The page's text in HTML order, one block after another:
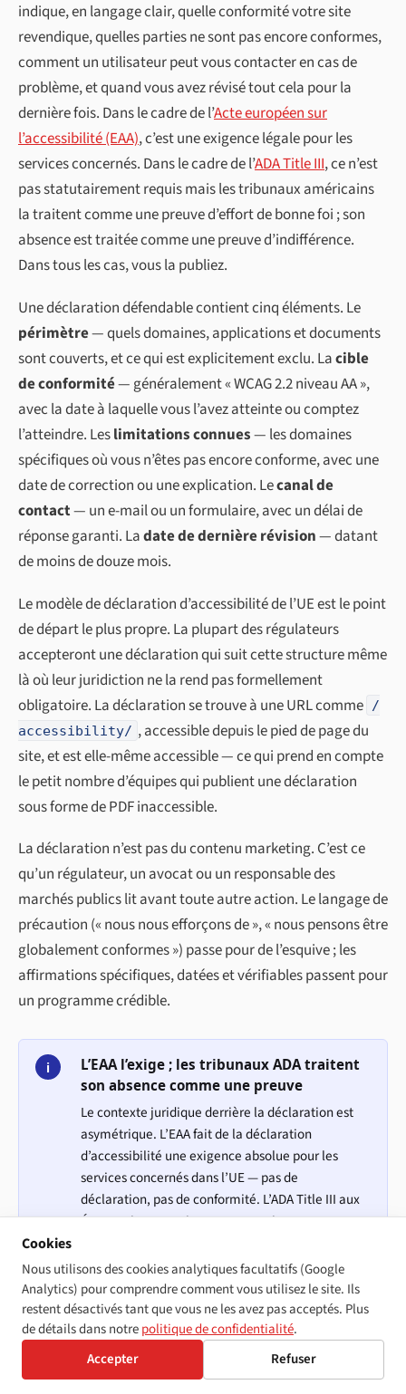
indique, en langage clair, quelle conformité votre site
revendique, quelles parties ne sont pas encore conformes,
comment un utilisateur peut vous contacter en cas de
problème, et quand vous avez révisé tout cela pour la
dernière fois. Dans le cadre de l’Acte européen sur
l’accessibilité (EAA), c’est une exigence légale pour les
services concernés. Dans le cadre de l’ADA Title III, ce n’est
pas statutairement requis mais les tribunaux américains
la traitent comme une preuve d’effort de bonne foi ; son
absence est traitée comme une preuve d’indifférence.
Dans tous les cas, vous la publiez.
Une déclaration défendable contient cinq éléments. Le
périmètre— quels domaines, applications et documents
sont couverts, et ce qui est explicitement exclu. Lacible
de conformité— généralement « WCAG 2.2 niveau AA »,
avec la date à laquelle vous l’avez atteinte ou comptez
l’atteindre. Leslimitations connues— les domaines
spécifiques où vous n’êtes pas encore conforme, avec une
date de correction ou une explication. Lecanal de
contact— un e-mail ou un formulaire, avec un délai de
réponse garanti. Ladate de dernière révision— datant
de moins de douze mois.
Le modèle de déclaration d’accessibilité de l’UE est le point
de départ le plus propre. La plupart des régulateurs
accepteront une déclaration qui suit cette structure même
là où leur juridiction ne la rend pas formellement
obligatoire. La déclaration se trouve à une URL comme /
accessibility/ , accessible depuis le pied de page du
site, et est elle-même accessible — ce qui prend en compte
le petit nombre d’équipes qui publient une déclaration
sous forme de PDF inaccessible.
La déclaration n’est pas du contenu marketing. C’est ce
qu’un régulateur, un avocat ou un responsable des
marchés publics lit avant toute autre action. Le langage de
précaution (« nous nous efforçons de », « nous pensons être
globalement conformes ») passe pour de l’esquive ; les
affirmations spécifiques, datées et vérifiables passent pour
un programme crédible.
i
L’EAA l’exige ; les tribunaux ADA traitent
son absence comme une preuve
Le contexte juridique derrière la déclaration est
asymétrique. L’EAA fait de la déclaration
d’accessibilité une exigence absolue pour les
services concernés dans l’UE — pas de
déclaration, pas de conformité. L’ADA Title III aux
États-Unis ne requiert pas statutairement une
plusieurs reprises traité son absence comme une
preuve d’indifférence envers les utilisateurs
handicapés, et sa présence comme la preuve d’un
programme de bonne foi. Dans tous les cas, la
déclaration est l’artefact le moins coûteux de
l’ensemble de la posture de conformité ; la
Cookies
Nous utilisons des cookies analytiques facultatifs (Google
Analytics) pour comprendre comment vous utilisez le site. Ils
restent désactivés tant que vous ne les avez pas acceptés. Plus
de détails dans notrepolitique de confidentialité.
Accepter
Refuser